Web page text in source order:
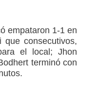
empataron 1-1 en
consecutivos,
el local; Jhon
terminó con